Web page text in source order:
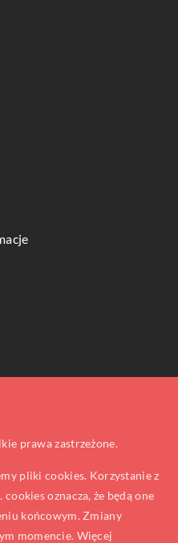
prawa zastrzeżone.
pliki cookies. Korzystanie z
oznacza, że będą one
końcowym. Zmiany
momencie. Więcej